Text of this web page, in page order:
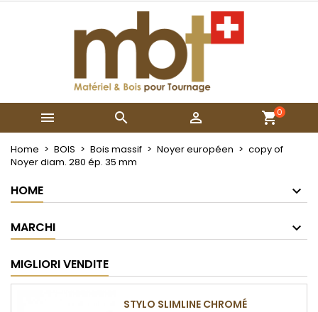
   0
Home BOIS Bois massif Noyer européen
copy of
Noyer diam. 280 ép. 35 mm
HOME
MARCHI
MIGLIORI VENDITE
STYLO SLIMLINE CHROMÉ
My wishlists
Crea lista dei desideri
Accedi
Devi avere effettuato l'accesso per salvare dei
prodotti nella tua lista dei desideri.
Annulla Accedi